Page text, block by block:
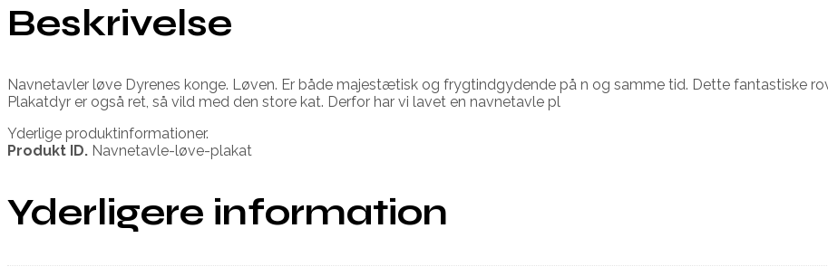
Beskrivelse
Navnetavler løve Dyrenes konge. Løven. Er både majestætisk og frygtindgydende på n og samme tid. Dette fantastiske
Plakatdyr er også ret, så vild med den store kat. Derfor har vi lavet en navnetavle pl
Yderlige produktinformationer.
Produkt ID. Navnetavle-løve-plakat
Yderligere information